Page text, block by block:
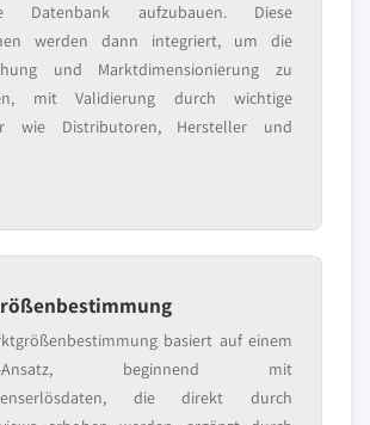
Datenbank aufzubauen. Diese
werden dann integriert, um die
und Marktdimensionierung zu
mit Validierung durch wichtige
wie Distributoren, Hersteller und
basiert auf einem
up-Ansatz, beginnend mit
die direkt durch